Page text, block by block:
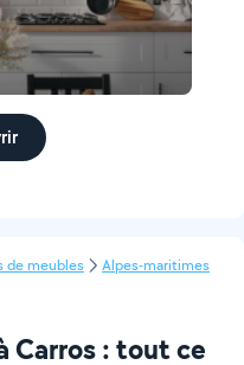
de meubles
Alpes-maritimes
Carros : tout ce